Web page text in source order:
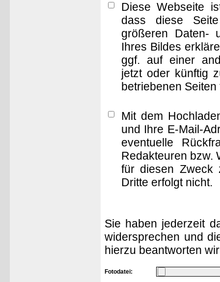
Diese Webseite
dass diese
größeren Daten-
Ihres Bildes
ggf. auf einer
jetzt oder künftig
betriebenen
Mit dem
und Ihre E-Mail-
eventuelle
Redakteuren bzw.
für diesen Zweck
Dritte erfolgt nicht.
Sie haben jederzeit
widersprechen und
hierzu beantworten
Fotodatei: